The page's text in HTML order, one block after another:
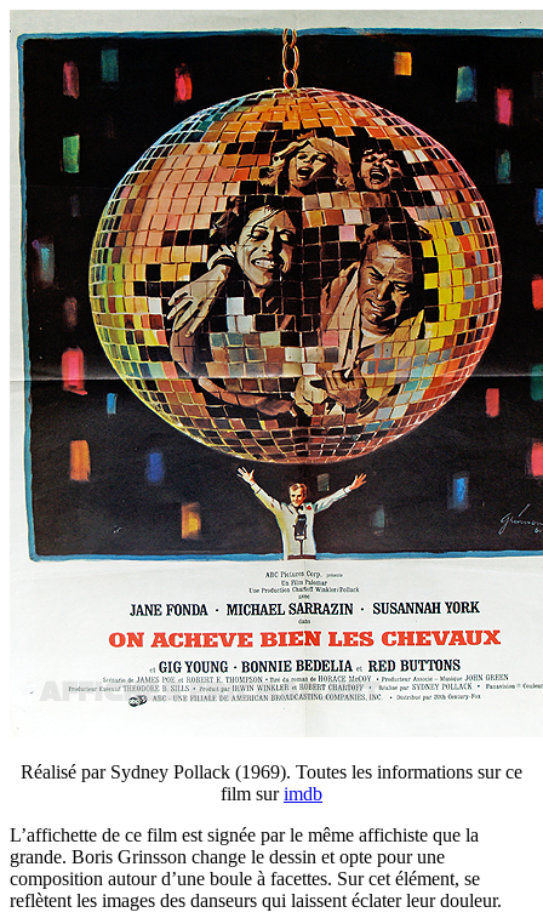
Réalisé par Sydney Pollack (1969). Toutes les informations sur ce
film surimdb
L’affichette de ce film est signée par le même affichiste que la
grande. Boris Grinsson change le dessin et opte pour une
composition autour d’une boule à facettes. Sur cet élément, se
reflètent les images des danseurs qui laissent éclater leur douleur.